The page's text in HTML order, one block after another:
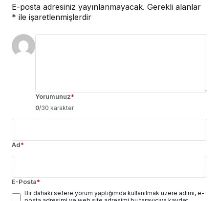
E-posta adresiniz yayınlanmayacak. Gerekli alanlar
* ile işaretlenmişlerdir
Yorumunuz*
0/30 karakter
Ad*
E-Posta*
Bir dahaki sefere yorum yaptığımda kullanılmak üzere adımı, e-